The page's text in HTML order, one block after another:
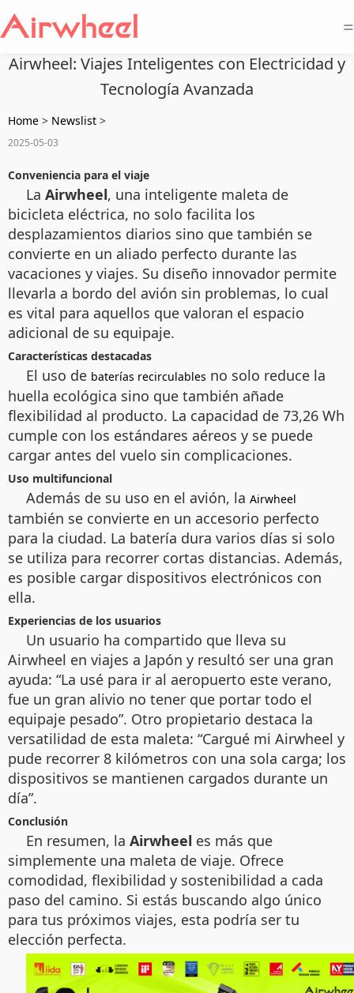
=
Airwheel: Viajes Inteligentes con Electricidad y
Tecnología Avanzada
Home > Newslist >
2025-05-03
Conveniencia para el viaje
La Airwheel, una inteligente maleta de
bicicleta eléctrica, no solo facilita los
desplazamientos diarios sino que también se
convierte en un aliado perfecto durante las
vacaciones y viajes. Su diseño innovador permite
llevarla a bordo del avión sin problemas, lo cual
es vital para aquellos que valoran el espacio
adicional de su equipaje.
Características destacadas
El uso de baterías recirculables no solo reduce la
huella ecológica sino que también añade
flexibilidad al producto. La capacidad de 73,26 Wh
cumple con los estándares aéreos y se puede
cargar antes del vuelo sin complicaciones.
Uso multifuncional
Además de su uso en el avión, la Airwheel
también se convierte en un accesorio perfecto
para la ciudad. La batería dura varios días si solo
se utiliza para recorrer cortas distancias. Además,
es posible cargar dispositivos electrónicos con
ella.
Experiencias de los usuarios
Un usuario ha compartido que lleva su
Airwheel en viajes a Japón y resultó ser una gran
ayuda: “La usé para ir al aeropuerto este verano,
fue un gran alivio no tener que portar todo el
equipaje pesado”. Otro propietario destaca la
versatilidad de esta maleta: “Cargué mi Airwheel y
pude recorrer 8 kilómetros con una sola carga; los
dispositivos se mantienen cargados durante un
día”.
Conclusión
En resumen, la Airwheel es más que
simplemente una maleta de viaje. Ofrece
comodidad, flexibilidad y sostenibilidad a cada
paso del camino. Si estás buscando algo único
para tus próximos viajes, esta podría ser tu
elección perfecta.